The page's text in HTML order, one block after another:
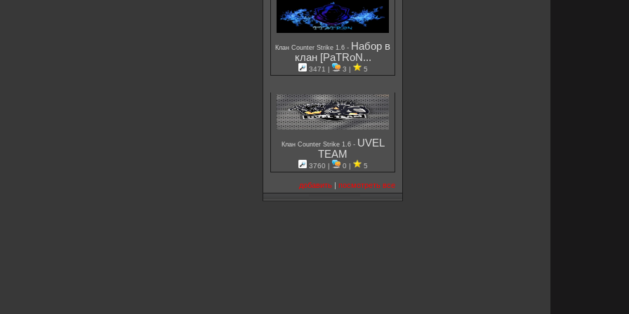
Клан Counter Strike 1.6 - Набор в
клан [PaTRoN...
3471 | 3 | 5
Клан Counter Strike 1.6 - UVEL
TEAM
3760 | 0 | 5
добавить | посмотреть все